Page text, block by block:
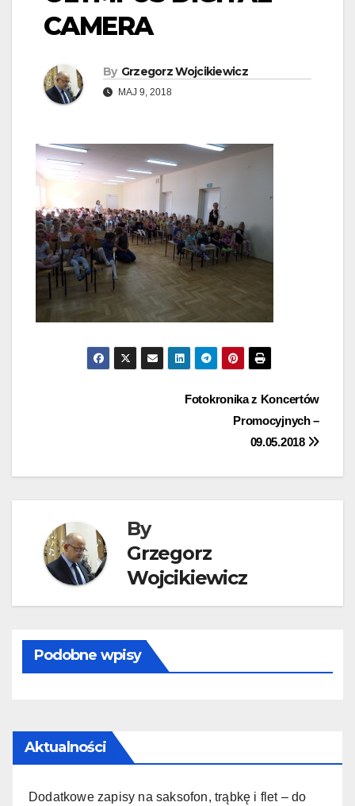
CAMERA
By Grzegorz Wojcikiewicz
MAJ 9, 2018
Fotokronika z Koncertów
Promocyjnych –
09.05.2018
By
Grzegorz
Wojcikiewicz
Podobne wpisy
Aktualności
Dodatkowe zapisy na saksofon, trąbkę i flet – do